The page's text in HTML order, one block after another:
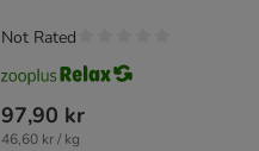
97,90 kr
46,60 kr / kg
Not Rated